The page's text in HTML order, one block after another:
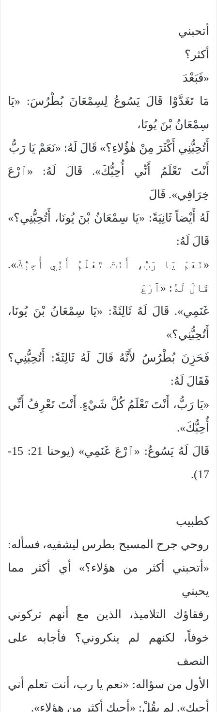
أتحبني
أكثر؟
«فَبَعْدَ
مَا تَغَدَّوْا قَالَ يَسُوعُ لِسِمْعَانَ بُطْرُسَ: «يَا
سِمْعَانُ بْنَ يُونَا،
أَتُحِبُّنِي أَكْثَرَ مِنْ هٰؤُلاءِ؟» قَالَ لَهُ: «نَعَمْ يَا رَبُّ
أَنْتَ تَعْلَمُ أَنِّي أُحِبُّكَ». قَالَ لَهُ: «ٱرْعَ
خِرَافِي». قَالَ
لَهُ أَيْضاً ثَانِيَةً: «يَا سِمْعَانُ بْنَ يُونَا، أَتُحِبُّنِي؟»
قَالَ لَهُ:
«نَعَمْ يَا رَبُّ، أَنْتَ تَعْلَمُ أَنِّي أُحِبُّكَ».
قَالَ لَهُ: «ٱرْعَ
غَنَمِي». قَالَ لَهُ ثَالِثَةً: «يَا سِمْعَانُ بْنَ يُونَا،
أَتُحِبُّنِي؟»
فَحَزِنَ بُطْرُسُ لأَنَّهُ قَالَ لَهُ ثَالِثَةً: أَتُحِبُّنِي؟
فَقَالَ لَهُ:
«يَا رَبُّ، أَنْتَ تَعْلَمُ كُلَّ شَيْءٍ. أَنْتَ تَعْرِفُ أَنِّي
أُحِبُّكَ».
قَالَ لَهُ يَسُوعُ: «ٱرْعَ غَنَمِي» (يوحنا 21: 15-
17).
كطبيب
روحي جرح المسيح بطرس ليشفيه، فسأله:
«أتحبني أكثر من هؤلاء؟» أي أكثر مما
يحبني
رفقاؤك التلاميذ، الذين مع أنهم تركوني
خوفاً، لكنهم لم ينكروني؟ فأجابه على
النصف
الأول من سؤاله: «نعم يا رب، أنت تعلم أني
أحبك». لم يقُلْ: «أحبك أكثر من هؤلاء».